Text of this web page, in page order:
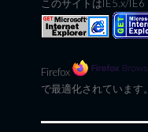
このサイトはIE5.x/IE6
Firefox
で最適化されています。